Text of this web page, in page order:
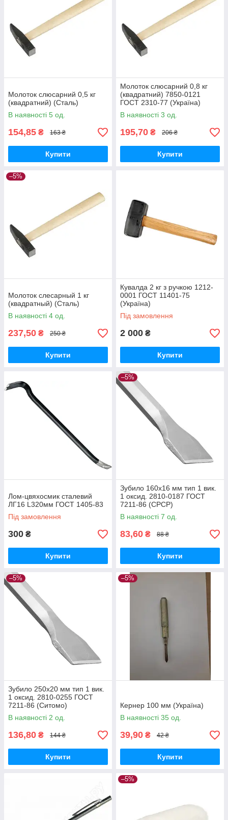
Молоток слюсарний 0,5 кг
(квадратний) (Сталь)
В наявності 5 од.
154,85 ₴ 163 ₴
Купити
Молоток слюсарний 0,8 кг
(квадратний) 7850-0121
ГОСТ 2310-77 (Україна)
В наявності 3 од.
195,70 ₴ 206 ₴
Купити
–5%
Молоток слесарный 1 кг
(квадратный) (Сталь)
В наявності 4 од.
237,50 ₴ 250 ₴
Купити
Кувалда 2 кг з ручкою 1212-
0001 ГОСТ 11401-75
(Україна)
Під замовлення
2 000 ₴
Купити
Лом-цвяхосмик сталевий
ЛГ16 L320мм ГОСТ 1405-83
Під замовлення
300 ₴
Купити
–5%
Зубило 160х16 мм тип 1 вик.
1 оксид. 2810-0187 ГОСТ
7211-86 (СРСР)
В наявності 7 од.
83,60 ₴ 88 ₴
Купити
–5%
Зубило 250х20 мм тип 1 вик.
1 оксид. 2810-0255 ГОСТ
7211-86 (Ситомо)
В наявності 2 од.
136,80 ₴ 144 ₴
Купити
–5%
Кернер 100 мм (Україна)
В наявності 35 од.
39,90 ₴ 42 ₴
Купити
–5%